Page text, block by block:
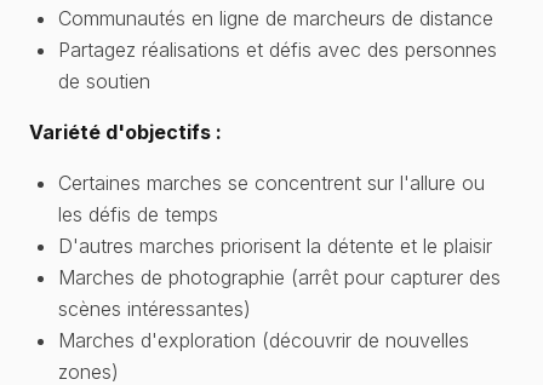
Communautés en ligne de marcheurs de distance
Partagez réalisations et défis avec des personnes
de soutien
Variété d'objectifs :
Certaines marches se concentrent sur l'allure ou
les défis de temps
D'autres marches priorisent la détente et le plaisir
Marches de photographie (arrêt pour capturer des
scènes intéressantes)
Marches d'exploration (découvrir de nouvelles
zones)